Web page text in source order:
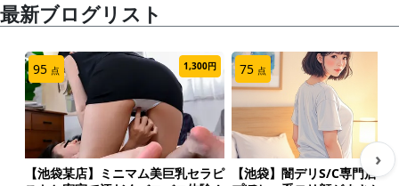
嬉しい♡
タトゥー嫌いじゃないのん？
と少し照れくさそう…
好きか嫌いか聞かれたら、どちらかというと、実は好
最新ブログリスト
›
95 点 1,300円
【池袋某店】ミニマム美巨乳セラピ
75 点
【池袋】闇デリS/C専門店